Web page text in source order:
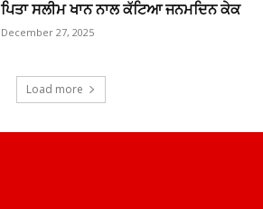
ਪਿਤਾ ਸਲੀਮ ਖਾਨ ਨਾਲ ਕੱਟਿਆ ਜਨਮਦਿਨ ਕੇਕ
December 27, 2025
Load more